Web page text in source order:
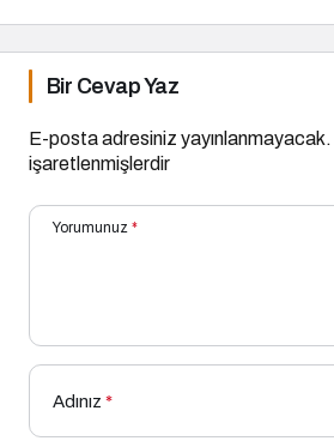
Bir Cevap Yaz
E-posta adresiniz yayınlanmayacak.
işaretlenmişlerdir
Yorumunuz *
Adınız *